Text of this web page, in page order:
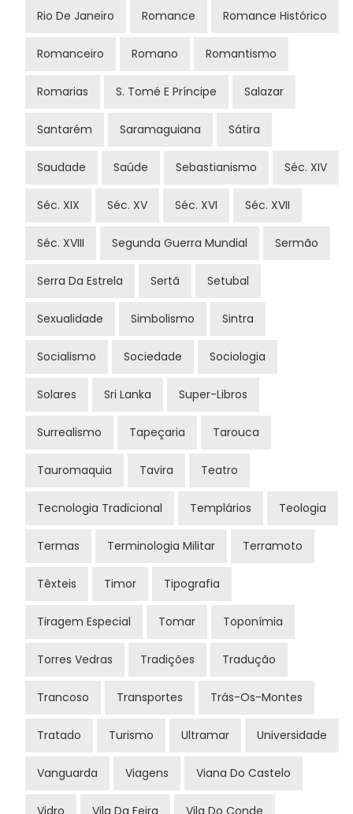
Rio De Janeiro Romance Romance Histórico
Romanceiro Romano Romantismo
Romarias S. Tomé E Príncipe Salazar
Santarém Saramaguiana Sátira
Saudade Saúde Sebastianismo Séc. XIV
Séc. XIX Séc. XV Séc. XVI Séc. XVII
Séc. XVIII Segunda Guerra Mundial Sermão
Serra Da Estrela Sertã Setubal
Sexualidade Simbolismo Sintra
Socialismo Sociedade Sociologia
Solares Sri Lanka Super-Libros
Surrealismo Tapeçaria Tarouca
Tauromaquia Tavira Teatro
Tecnologia Tradicional Templários Teologia
Termas Terminologia Militar Terramoto
Têxteis Timor Tipografia
Tiragem Especial Tomar Toponímia
Torres Vedras Tradições Tradução
Trancoso Transportes Trás-Os-Montes
Tratado Turismo Ultramar Universidade
Vanguarda Viagens Viana Do Castelo
Vidro Vila Da Feira Vila Do Conde